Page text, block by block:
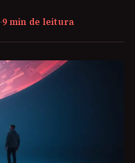
·9 min de leitura